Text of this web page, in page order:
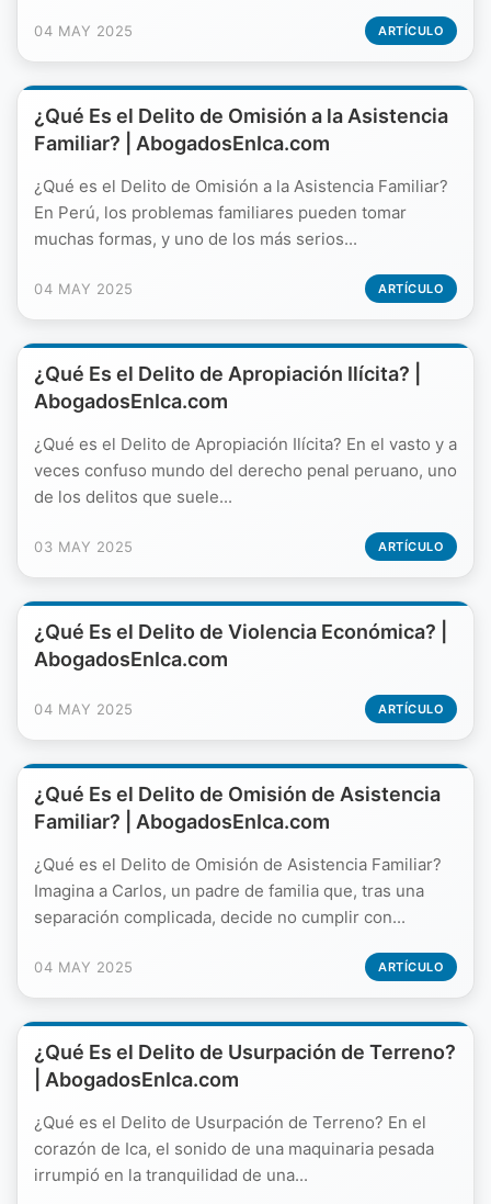
04 MAY 2025 ARTÍCULO
¿Qué Es el Delito de Omisión a la Asistencia
Familiar? | AbogadosEnIca.com
¿Qué es el Delito de Omisión a la Asistencia Familiar?
En Perú, los problemas familiares pueden tomar
muchas formas, y uno de los más serios...
04 MAY 2025 ARTÍCULO
¿Qué Es el Delito de Apropiación Ilícita? |
AbogadosEnIca.com
¿Qué es el Delito de Apropiación Ilícita? En el vasto y a
veces confuso mundo del derecho penal peruano, uno
de los delitos que suele...
03 MAY 2025 ARTÍCULO
¿Qué Es el Delito de Violencia Económica? |
AbogadosEnIca.com
04 MAY 2025 ARTÍCULO
¿Qué Es el Delito de Omisión de Asistencia
Familiar? | AbogadosEnIca.com
¿Qué es el Delito de Omisión de Asistencia Familiar?
Imagina a Carlos, un padre de familia que, tras una
separación complicada, decide no cumplir con...
04 MAY 2025 ARTÍCULO
¿Qué Es el Delito de Usurpación de Terreno?
| AbogadosEnIca.com
¿Qué es el Delito de Usurpación de Terreno? En el
corazón de Ica, el sonido de una maquinaria pesada
irrumpió en la tranquilidad de una...